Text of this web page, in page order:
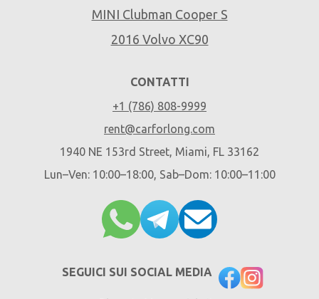
MINI Clubman Cooper S
2016 Volvo XC90
CONTATTI
+1 (786) 808-9999
rent@carforlong.com
1940 NE 153rd Street, Miami, FL 33162
Lun–Ven: 10:00–18:00, Sab–Dom: 10:00–11:00
SEGUICI SUI SOCIAL MEDIA